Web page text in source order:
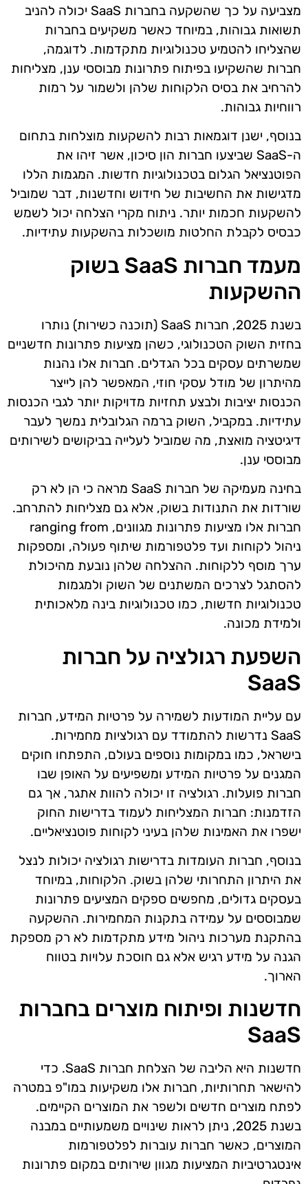
מצביעה על כך שהשקעה בחברות SaaS יכולה להניב
תשואות גבוהות, במיוחד כאשר משקיעים בחברות
שהצליחו להטמיע טכנולוגיות מתקדמות. לדוגמה,
חברות שהשקיעו בפיתוח פתרונות מבוססי ענן, מצליחות
להרחיב את בסיס הלקוחות שלהן ולשמור על רמות
רווחיות גבוהות.
בנוסף, ישנן דוגמאות רבות להשקעות מוצלחות בתחום
ה-SaaS שביצעו חברות הון סיכון, אשר זיהו את
הפוטנציאל הגלום בטכנולוגיות חדשות. המגמות הללו
מדגישות את החשיבות של חידוש וחדשנות, דבר שמוביל
להשקעות חכמות יותר. ניתוח מקרי הצלחה יכול לשמש
כבסיס לקבלת החלטות מושכלות בהשקעות עתידיות.
מעמד חברות SaaS בשוק
ההשקעות
בשנת 2025, חברות SaaS (תוכנה כשירות) נותרו
בחזית השוק הטכנולוגי, כשהן מציעות פתרונות חדשניים
שמשרתים עסקים בכל הגדלים. חברות אלו נהנות
מהיתרון של מודל עסקי חוזי, המאפשר להן לייצר
הכנסות יציבות ולבצע תחזיות מדויקות יותר לגבי הכנסות
עתידיות. במקביל, השוק ברמה הגלובלית נמשך לעבר
דיגיטציה מואצת, מה שמוביל לעלייה בביקושים לשירותים
מבוססי ענן.
בחינה מעמיקה של חברות SaaS מראה כי הן לא רק
שורדות את התנודות בשוק, אלא גם מצליחות להתרחב.
חברות אלו מציעות פתרונות מגוונים, ranging from
ניהול לקוחות ועד פלטפורמות שיתוף פעולה, ומספקות
ערך מוסף ללקוחות. ההצלחה שלהן נובעת מהיכולת
להסתגל לצרכים המשתנים של השוק ולמגמות
טכנולוגיות חדשות, כמו טכנולוגיות בינה מלאכותית
ולמידת מכונה.
השפעת רגולציה על חברות
SaaS
עם עליית המודעות לשמירה על פרטיות המידע, חברות
SaaS נדרשות להתמודד עם רגולציות מחמירות.
בישראל, כמו במקומות נוספים בעולם, התפתחו חוקים
המגנים על פרטיות המידע ומשפיעים על האופן שבו
חברות פועלות. רגולציה זו יכולה להוות אתגר, אך גם
הזדמנות: חברות המצליחות לעמוד בדרישות החוק
ישפרו את האמינות שלהן בעיני לקוחות פוטנציאליים.
בנוסף, חברות העומדות בדרישות רגולציה יכולות לנצל
את היתרון התחרותי שלהן בשוק. הלקוחות, במיוחד
בעסקים גדולים, מחפשים ספקים המציעים פתרונות
שמבוססים על עמידה בתקנות המחמירות. ההשקעה
בהתקנת מערכות ניהול מידע מתקדמות לא רק מספקת
הגנה על מידע רגיש אלא גם חוסכת עלויות בטווח
הארוך.
חדשנות ופיתוח מוצרים בחברות
SaaS
חדשנות היא הליבה של הצלחת חברות SaaS. כדי
להישאר תחרותיות, חברות אלו משקיעות במו"פ במטרה
לפתח מוצרים חדשים ולשפר את המוצרים הקיימים.
בשנת 2025, ניתן לראות שינויים משמעותיים במבנה
המוצרים, כאשר חברות עוברות לפלטפורמות
אינטגרטיביות המציעות מגוון שירותים במקום פתרונות